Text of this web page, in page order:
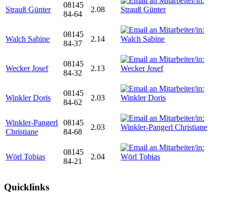
Strauß Günter
08145
84-64
2.08
Walch Sabine
08145
84-37
2.14
Wecker Josef
08145
84-32
2.13
Winkler Doris
08145
84-62
2.03
Winkler-Pangerl
Christiane
08145
84-68
2.03
Wörl Tobias
08145
84-21
2.04
Quicklinks